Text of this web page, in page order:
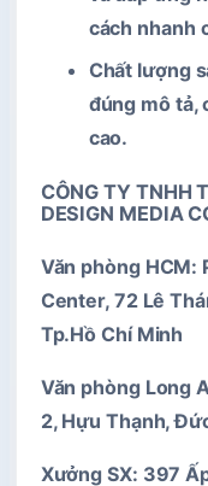
cách nhanh
Chất lượng
đúng mô tả,
cao.
CÔNG TY TNHH
DESIGN MEDIA
Văn phòng HCM:
Center, 72 Lê
Tp.Hồ Chí Minh
Văn phòng Long
2, Hựu Thạnh,
Xưởng SX: 397